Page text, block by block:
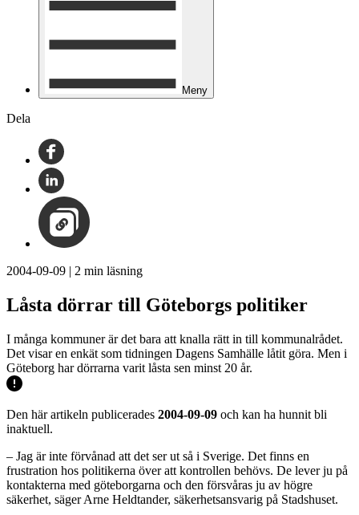
Meny
Dela
2004-09-09 | 2 min läsning
Låsta dörrar till Göteborgs politiker
I många kommuner är det bara att knalla rätt in till kommunalrådet.
Det visar en enkät som tidningen Dagens Samhälle låtit göra. Men i
Göteborg har dörrarna varit låsta sen minst 20 år.
Den här artikeln publicerades 2004-09-09 och kan ha hunnit bli
inaktuell.
– Jag är inte förvånad att det ser ut så i Sverige. Det finns en
frustration hos politikerna över att kontrollen behövs. De lever ju på
kontakterna med göteborgarna och den försvåras ju av högre
säkerhet, säger Arne Heldtander, säkerhetsansvarig på Stadshuset.